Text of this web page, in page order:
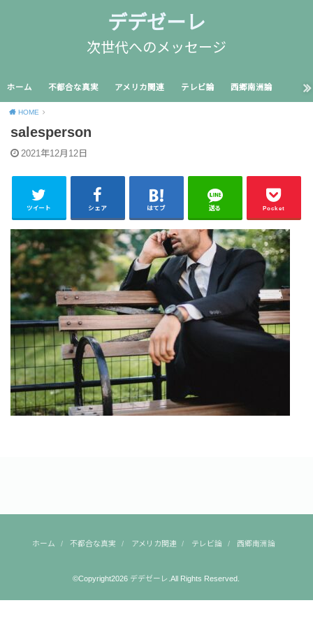
デデゼーレ
次世代へのメッセージ
ホーム 不都合な真実 アメリカ関連 テレビ論 西郷南洲論
HOME
salesperson
2021年12月12日
ツイート シェア はてブ 送る Pocket
ホーム 不都合な真実 アメリカ関連 テレビ論 西郷南洲論
©Copyright2026 デデゼーレ .All Rights Reserved.